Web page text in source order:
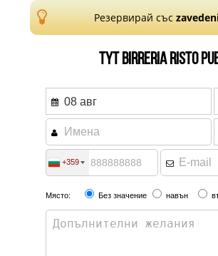
Резервирай със
TYT Birreria Risto
+359
Място: Без значение навън